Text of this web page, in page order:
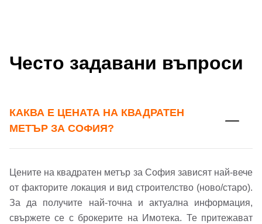
Често задавани въпроси
КАКВА Е ЦЕНАТА НА КВАДРАТЕН
МЕТЪР ЗА СОФИЯ?
Цените на квадратен метър за София зависят най-вече
от факторите локация и вид строителство (ново/старо).
За да получите най-точна и актуална информация,
свържете се с брокерите на Имотека. Те притежават